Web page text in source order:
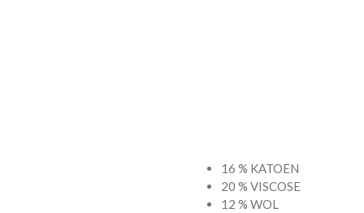
16 % KATOEN
20 % VISCOSE
12 % WOL